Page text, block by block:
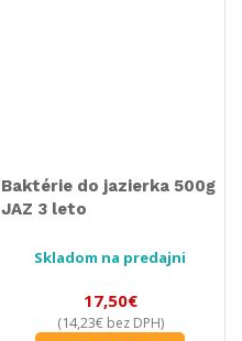
Baktérie do jazierka 500g
JAZ 3 leto
Skladom na predajni
17,50€
(14,23€bez DPH)